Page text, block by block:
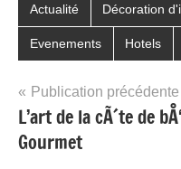
Actualité Décoration
Evenements Hotels
Navigation
de
l’article
Publication précédente
L’art de la cÃ´te de
Gourmet